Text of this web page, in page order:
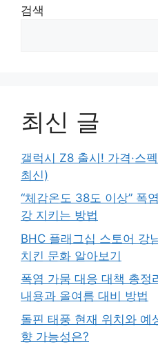
검색
최신 글
갤럭시 Z8 출시! 가격·스
최신)
“체감온도 38도 이상” 폭
강 지키는 방법
BHC 플래그십 스토어 강
치킨 문화 알아보기
폭염 가뭄 대응 대책 총정
내용과 올여름 대비 방법
돌핀 태풍 현재 위치와 예
향 가능성은?